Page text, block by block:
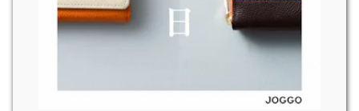
2026.7.29
JOGGO 広報